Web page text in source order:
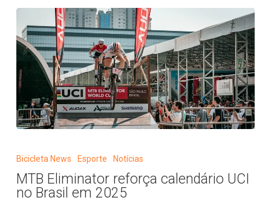
calendário
UCI
Bicicleta News Esporte Notícias
MTB Eliminator reforça calendário UCI
no Brasil em 2025